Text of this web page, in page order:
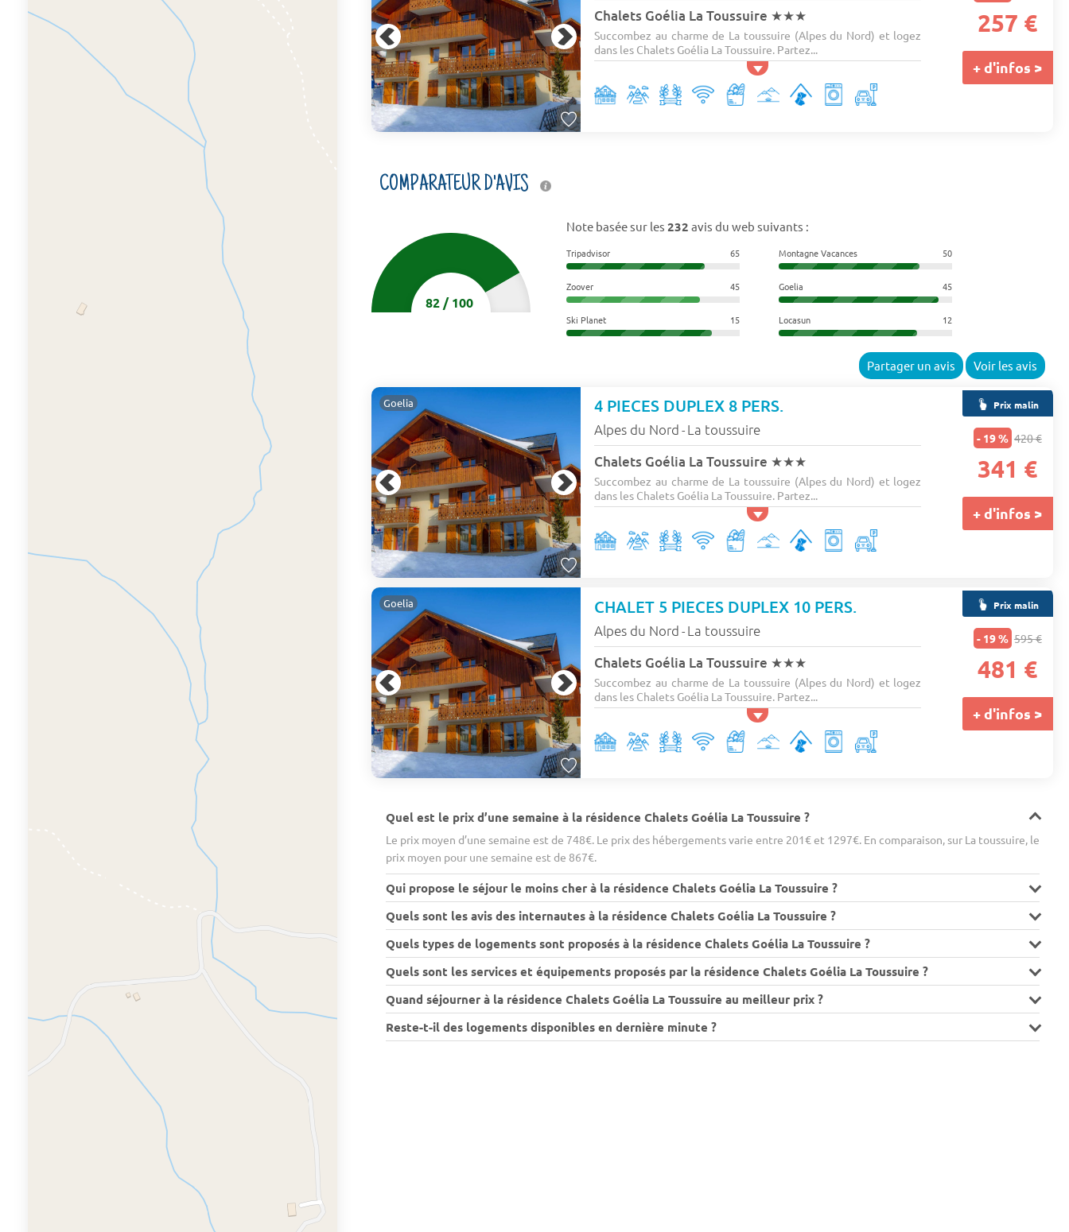
Chalets Goélia La Toussuire ★★★
Succombez au charme de La toussuire (Alpes du Nord) et logez
dans les Chalets Goélia La Toussuire. Partez...
257 €
+ d'infos >
COMPARATEUR D'AVIS
82/100
Note basée sur les 232 avis du web suivants :
Tripadvisor 65 Montagne Vacances 50
Zoover 45 Goelia 45
Ski Planet 15 Locasun 12
Partager un avis Voir les avis
Goelia 4 PIECES DUPLEX 8 PERS.
Alpes du Nord - La toussuire
Chalets Goélia La Toussuire ★★★
Succombez au charme de La toussuire (Alpes du Nord) et logez
dans les Chalets Goélia La Toussuire. Partez...
Prix malin
- 19 % 420 €
341 €
+ d'infos >
Goelia CHALET 5 PIECES DUPLEX 10 PERS.
Alpes du Nord - La toussuire
Chalets Goélia La Toussuire ★★★
Succombez au charme de La toussuire (Alpes du Nord) et logez
dans les Chalets Goélia La Toussuire. Partez...
Prix malin
- 19 % 595 €
481 €
+ d'infos >
Quel est le prix d’une semaine à la résidence Chalets Goélia La Toussuire ?
Le prix moyen d’une semaine est de 748€. Le prix des hébergements varie entre 201€ et 1297€. En comparaison, sur La toussuire, le
prix moyen pour une semaine est de 867€.
Qui propose le séjour le moins cher à la résidence Chalets Goélia La Toussuire ?
Quels sont les avis des internautes à la résidence Chalets Goélia La Toussuire ?
Quels types de logements sont proposés à la résidence Chalets Goélia La Toussuire ?
Quels sont les services et équipements proposés par la résidence Chalets Goélia La Toussuire ?
Quand séjourner à la résidence Chalets Goélia La Toussuire au meilleur prix ?
Reste-t-il des logements disponibles en dernière minute ?